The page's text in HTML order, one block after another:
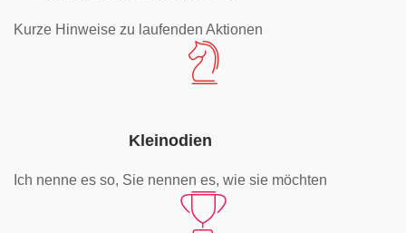
Kurze Hinweise zu laufenden Aktionen
Kleinodien
Ich nenne es so, Sie nennen es, wie sie möchten